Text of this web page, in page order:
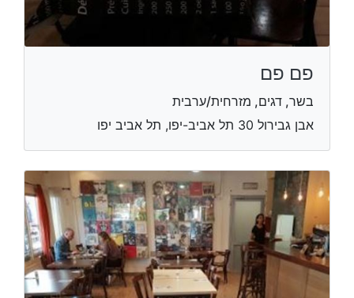
פם פם
בשר, דגים, מזרחית/ערבית
אבן גבירול 30 תל אביב-יפו, תל אביב יפו